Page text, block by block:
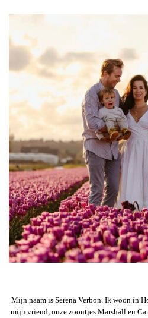
Mijn naam is Serena Verbon. Ik woon in
mijn vriend, onze zoontjes Marshall en